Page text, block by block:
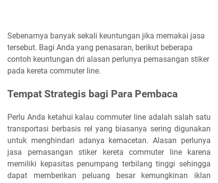
Sebenarnya banyak sekali keuntungan jika memakai jasa
tersebut. Bagi Anda yang penasaran, berikut beberapa
contoh keuntungan dri alasan perlunya pemasangan stiker
pada kereta commuter line.
Tempat Strategis bagi Para Pembaca
Perlu Anda ketahui kalau commuter line adalah salah satu
transportasi berbasis rel yang biasanya sering digunakan
untuk menghindari adanya kemacetan. Alasan perlunya
jasa pemasangan stiker kereta commuter line karena
memiliki kepasitas penumpang terbilang tinggi sehingga
dapat memberikan peluang besar kemungkinan iklan